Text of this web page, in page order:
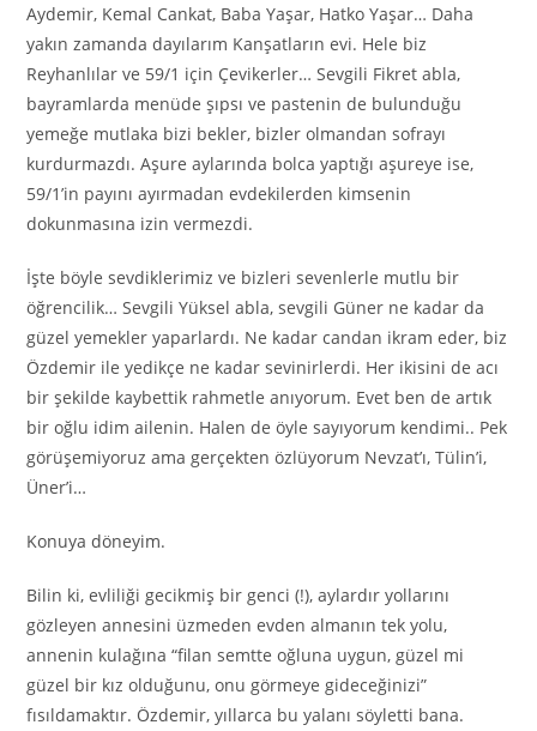
Aydemir, Kemal Cankat, Baba Yaşar, Hatko Yaşar… Daha
yakın zamanda dayılarım Kanşatların evi. Hele biz
Reyhanlılar ve 59/1 için Çevikerler… Sevgili Fikret abla,
bayramlarda menüde şıpsı ve pastenin de bulunduğu
yemeğe mutlaka bizi bekler, bizler olmandan sofrayı
kurdurmazdı. Aşure aylarında bolca yaptığı aşureye ise,
59/1’in payını ayırmadan evdekilerden kimsenin
dokunmasına izin vermezdi.
İşte böyle sevdiklerimiz ve bizleri sevenlerle mutlu bir
öğrencilik… Sevgili Yüksel abla, sevgili Güner ne kadar da
güzel yemekler yaparlardı. Ne kadar candan ikram eder, biz
Özdemir ile yedikçe ne kadar sevinirlerdi. Her ikisini de acı
bir şekilde kaybettik rahmetle anıyorum. Evet ben de artık
bir oğlu idim ailenin. Halen de öyle sayıyorum kendimi.. Pek
görüşemiyoruz ama gerçekten özlüyorum Nevzat’ı, Tülin’i,
Üner’i…
Konuya döneyim.
Bilin ki, evliliği gecikmiş bir genci (!), aylardır yollarını
gözleyen annesini üzmeden evden almanın tek yolu,
annenin kulağına “filan semtte oğluna uygun, güzel mi
güzel bir kız olduğunu, onu görmeye gideceğinizi”
fısıldamaktır. Özdemir, yıllarca bu yalanı söyletti bana.